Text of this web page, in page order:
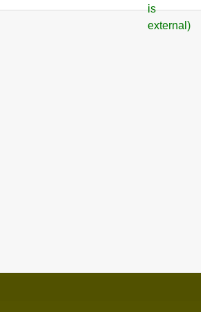
is
external)